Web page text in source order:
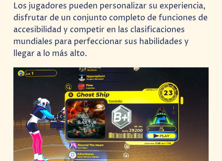
Los jugadores pueden personalizar su experiencia,
disfrutar de un conjunto completo de funciones de
accesibilidad y competir en las clasificaciones
mundiales para perfeccionar sus habilidades y
llegar a lo más alto.